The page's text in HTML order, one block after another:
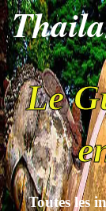
Le
Toutes les